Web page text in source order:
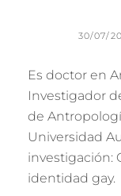
30/07/
Es doctor en
Investigador
de
Universidad
investigación:
identidad gay.